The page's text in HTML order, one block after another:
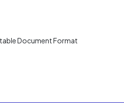
Document Format